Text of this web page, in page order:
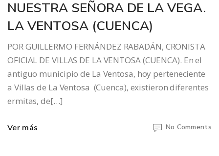
NUESTRA SEÑORA DE LA VEGA.
LA VENTOSA (CUENCA)
POR GUILLERMO FERNÁNDEZ RABADÁN, CRONISTA
OFICIAL DE VILLAS DE LA VENTOSA (CUENCA). En el
antiguo municipio de La Ventosa, hoy perteneciente
a Villas de La Ventosa (Cuenca), existieron diferentes
ermitas, de[…]
Ver más No Comments